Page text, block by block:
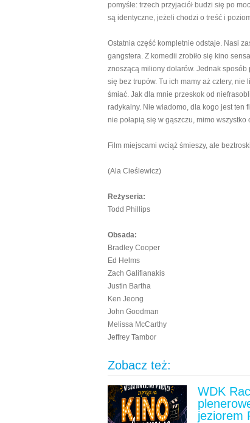
pomyśle: trzech przyjaciół budzi się po
są identyczne, jeżeli chodzi o treść i
Ostatnia część kompletnie odstaje. Nasi
gangstera. Z komedii zrobiło się kino
znoszącą miliony dolarów. Jednak
się bez trupów. Tu ich mamy aż cztery,
śmiać. Jak dla mnie przeskok od
radykalny. Nie wiadomo, dla kogo jest ten
nie połapią się w gąszczu, mimo
Film miejscami wciąż śmieszy, ale
(Ala Cieślewicz)
Reżyseria:
Todd Phillips
Obsada:
Bradley Cooper
Ed Helms
Zach Galifianakis
Justin Bartha
Ken Jeong
John Goodman
Melissa McCarthy
Jeffrey Tambor
Zobacz też:
WDK
jeziorem